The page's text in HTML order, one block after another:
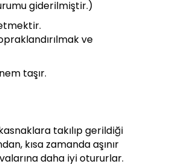
giderilmiştir.)
ve
taşır.
takılıp gerildiği
kısa zamanda aşınır
daha iyi otururlar.